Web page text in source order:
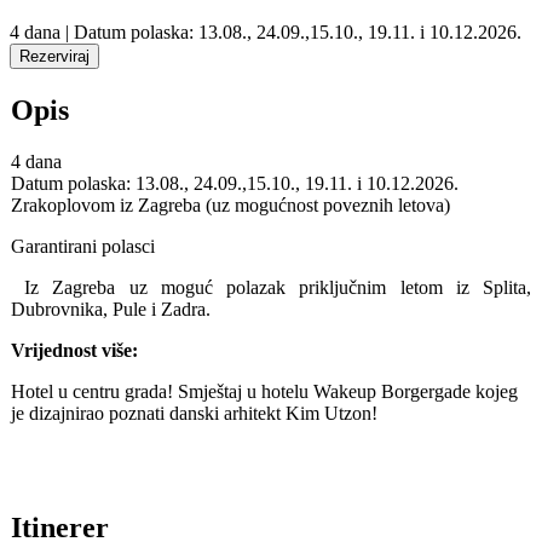
4 dana | Datum polaska: 13.08., 24.09.,15.10., 19.11. i 10.12.2026.
Opis
4 dana
Datum polaska: 13.08., 24.09.,15.10., 19.11. i 10.12.2026.
Zrakoplovom iz Zagreba (uz mogućnost poveznih letova)
Garantirani polasci
Iz Zagreba uz moguć polazak priključnim letom iz Splita,
Dubrovnika, Pule i Zadra.
Vrijednost više:
Hotel u centru grada! Smještaj u hotelu Wakeup Borgergade kojeg
je dizajnirao poznati danski arhitekt Kim Utzon!
Itinerer